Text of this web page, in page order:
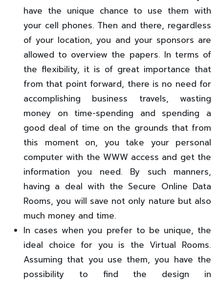
have the unique chance to use them with
your cell phones. Then and there, regardless
of your location, you and your sponsors are
allowed to overview the papers. In terms of
the flexibility, it is of great importance that
from that point forward, there is no need for
accomplishing business travels, wasting
money on time-spending and spending a
good deal of time on the grounds that from
this moment on, you take your personal
computer with the WWW access and get the
information you need. By such manners,
having a deal with the Secure Online Data
Rooms, you will save not only nature but also
much money and time.
In cases when you prefer to be unique, the
ideal choice for you is the Virtual Rooms.
Assuming that you use them, you have the
possibility to find the design in